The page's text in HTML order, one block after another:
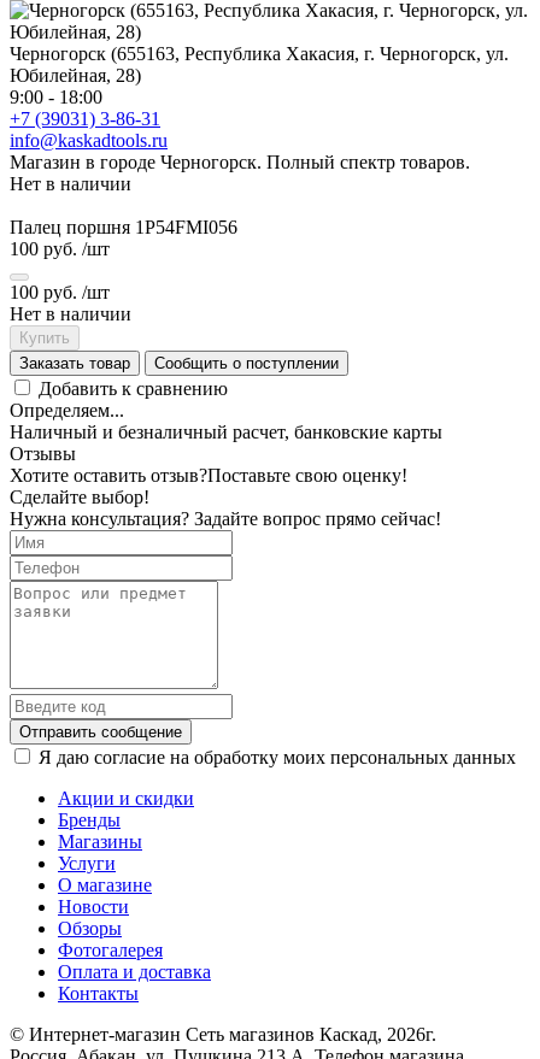
Черногорск (655163, Республика Хакасия, г. Черногорск, ул.
Юбилейная, 28)
9:00 - 18:00
+7 (39031) 3-86-31
info@kaskadtools.ru
Магазин в городе Черногорск. Полный спектр товаров.
Нет в наличии
Палец поршня 1P54FMI056
100 руб. /шт
100 руб. /шт
Нет в наличии
Купить
Заказать товар
Сообщить о поступлении
Добавить к сравнению
Определяем...
Наличный и безналичный расчет, банковские карты
Отзывы
Хотите оставить отзыв?Поставьте свою оценку!
Сделайте выбор!
Нужна консультация? Задайте вопрос прямо сейчас!
Отправить сообщение
Я даю согласие на обработку моих персональных данных
Акции и скидки
Бренды
Магазины
Услуги
О магазине
Новости
Обзоры
Фотогалерея
Оплата и доставка
Контакты
© Интернет-магазин Сеть магазинов Каскад, 2026г.